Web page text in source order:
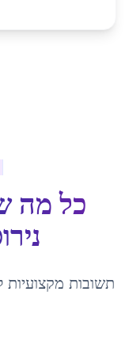
כל מה
תשובות מקצועיות